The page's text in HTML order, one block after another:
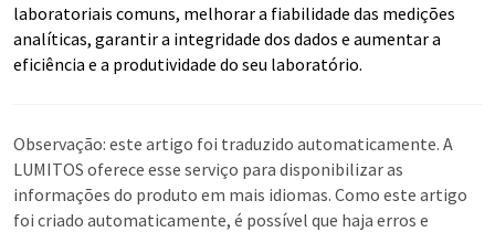
laboratoriais comuns, melhorar a fiabilidade das medições
analíticas, garantir a integridade dos dados e aumentar a
eficiência e a produtividade do seu laboratório.
Observação: este artigo foi traduzido automaticamente. A
LUMITOS oferece esse serviço para disponibilizar as
informações do produto em mais idiomas. Como este artigo
foi criado automaticamente, é possível que haja erros e